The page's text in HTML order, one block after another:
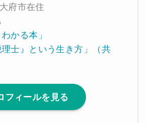
府市在住
かる本」
理士』という生き方」（共
フィールを見る